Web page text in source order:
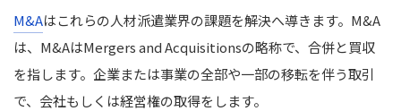
M&Aはこれらの人材派遣業界の課題を解決へ導きます。 M&A
は、M&AはMergers and Acquisitionsの略称で、合併と買収
を指します。企業または事業の全部や一部の移転を伴う取引
で、会社もしくは経営権の取得をします。